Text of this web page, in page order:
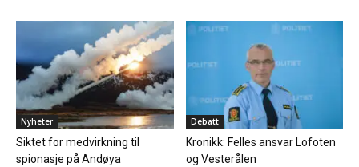
Nyheter
Siktet for medvirkning til
spionasje på Andøya
Debatt
Kronikk: Felles ansvar Lofoten
og Vesterålen